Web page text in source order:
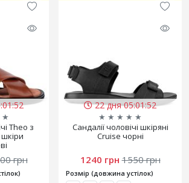
★
Theo з
грн
22 дня 05:01:50
★ ★ ★ ★ ★
Сандалії чоловічі шкіряні
Cruise чорні
1240 грн 1550 грн
Розмір (довжина устілок)